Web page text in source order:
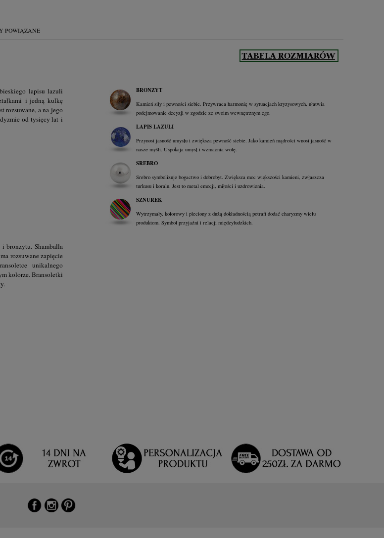
POWIĄZANE
lapisu lazuli
i jedną kulkę
rozsuwane, a na jego
od tysięcy lat i
bronzytu. Shamballa
rozsuwane zapięcie
unikalnego
kolorze. Bransoletki
BRONZYT
Kamień siły i pewności siebie. Przywraca harmonię w sytuacjach kryzysowych, ułatwia
podejmowanie decyzji w zgodzie ze swoim wewnętrznym ego.
LAPIS LAZULI
Przynosi jasność umysłu i zwiększa pewność siebie. Jako kamień mądrości wnosi jasność w
nasze myśli. Uspokaja umysł i wzmacnia wolę.
SREBRO
Srebro symbolizuje bogactwo i dobrobyt. Zwiększa moc większości kamieni, zwłaszcza
turkusu i koralu. Jest to metal emocji, miłości i uzdrowienia.
SZNUREK
Wytrzymały, kolorowy i pleciony z dużą dokładnością potrafi dodać charyzmy wielu
produktom. Symbol przyjaźni i relacji międzyludzkich.